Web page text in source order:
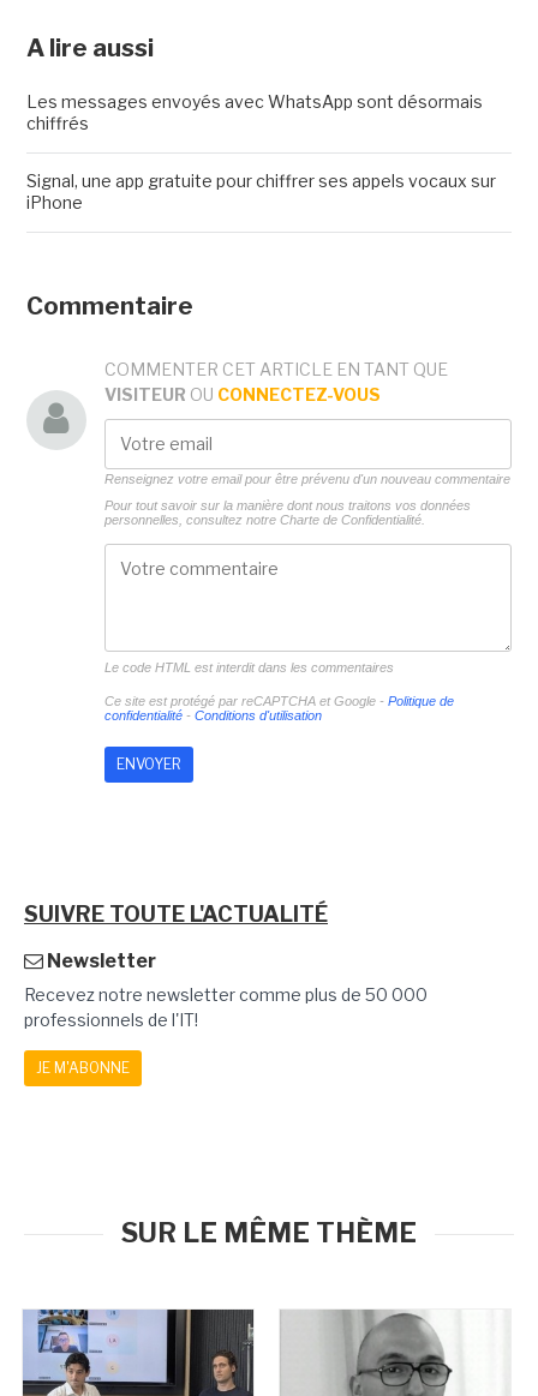
A lire aussi
Les messages envoyés avec WhatsApp sont désormais
chiffrés
Signal, une app gratuite pour chiffrer ses appels vocaux sur
iPhone
Commentaire
COMMENTER CET ARTICLE EN TANT QUE
VISITEUR OU CONNECTEZ-VOUS
Renseignez votre email pour être prévenu d'un nouveau commentaire
Pour tout savoir sur la manière dont nous traitons vos données
personnelles, consultez notre Charte de Confidentialité.
Le code HTML est interdit dans les commentaires
Ce site est protégé par reCAPTCHA et Google - Politique de
confidentialité- Conditions d'utilisation
SUIVRE TOUTE L'ACTUALITÉ
Newsletter
Recevez notre newsletter comme plus de 50 000
professionnels de l'IT!
JE M'ABONNE
SUR LE MÊME THÈME